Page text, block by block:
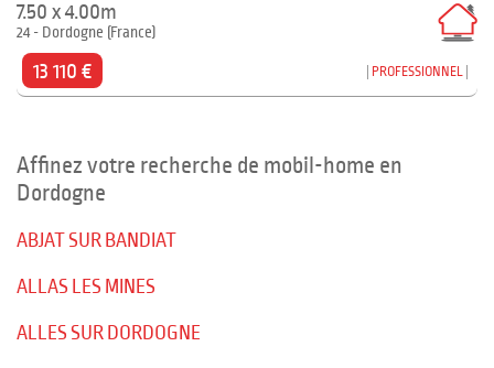
7.50 x 4.00m
24 - Dordogne (France)
13 110 € PROFESSIONNEL
Affinez votre recherche de mobil-home en
Dordogne
ABJAT SUR BANDIAT
ALLAS LES MINES
ALLES SUR DORDOGNE